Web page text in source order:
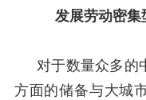
发展劳动密集
对于数量众多的
方面的储备与大城